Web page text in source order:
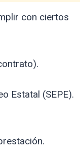
con ciertos
Estatal (SEPE).